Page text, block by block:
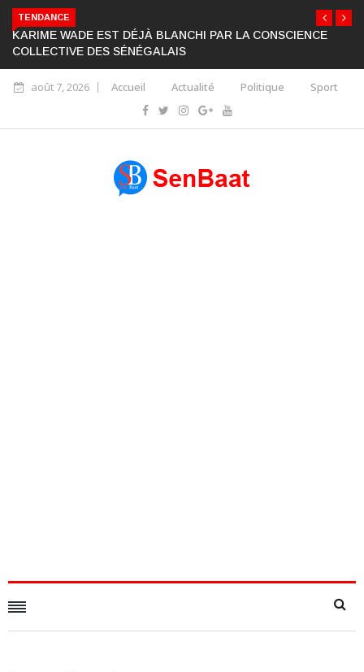
TENDANCE
KARIME WADE EST DÉJÀ BLANCHI PAR LA CONSCIENCE
COLLECTIVE DES SÉNÉGALAIS
août 7, 2026 Accueil Actualité Politique Sport